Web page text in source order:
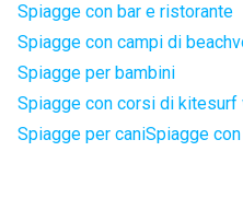
Spiagge con bar e ristorante
Spiagge con campi di
Spiagge per bambini
Spiagge con corsi di
Spiagge per caniSpiagge